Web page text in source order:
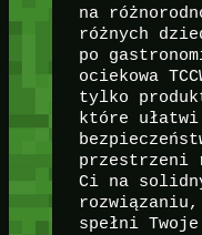
na
różnych
po
ociekowa
tylko
które
przestrzeni
Ci na
spełni